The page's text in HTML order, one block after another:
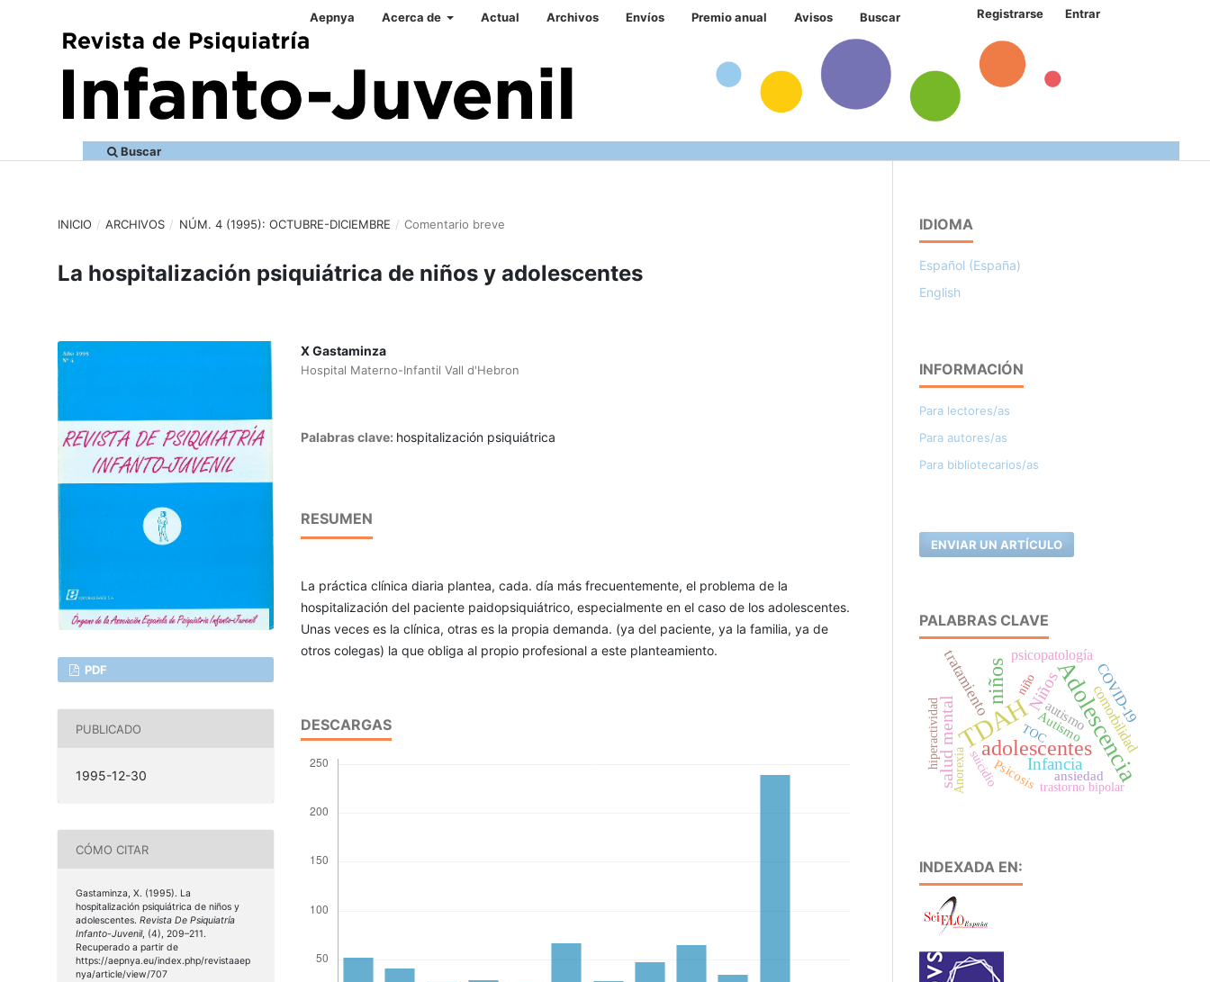
Aepnya Acerca de Actual Archivos Envíos Premio anual Avisos Buscar Registrarse Entrar
Buscar
INICIO / ARCHIVOS / NÚM. 4 (1995): OCTUBRE-DICIEMBRE / Comentario breve
La hospitalización psiquiátrica de niños y adolescentes
PDF
PUBLICADO
1995-12-30
CÓMO CITAR
Gastaminza, X. (1995). La
hospitalización psiquiátrica de niños y
adolescentes. Revista De Psiquiatría
Infanto-Juvenil, (4), 209–211.
Recuperado a partir de
https://aepnya.eu/index.php/revistaaep
nya/article/view/707
X Gastaminza
Hospital Materno-Infantil Vall d'Hebron
Palabras clave: hospitalización psiquiátrica
RESUMEN
La práctica clínica diaria plantea, cada. día más frecuentemente, el problema de la
hospitalización del paciente paidopsiquiátrico, especialmente en el caso de los adolescentes.
Unas veces es la clínica, otras es la propia demanda. (ya del paciente, ya la familia, ya de
otros colegas) la que obliga al propio profesional a este planteamiento.
DESCARGAS
IDIOMA
Español (España)
English
INFORMACIÓN
Para lectores/as
Para autores/as
Para bibliotecarios/as
ENVIAR UN ARTÍCULO
PALABRAS CLAVE
TDAH Adolescencia
niños
adolescentes
salud mental Infancia
Niños
tratamiento comorbilidad
COVID-19
psicopatología
autismo
Autismo
Psicosis ansiedad
TOC
hiperactividad suicidio trastorno bipolar
Anorexia
niño
INDEXADA EN: